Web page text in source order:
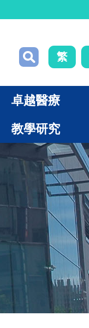
繁
卓越醫療
教學研究